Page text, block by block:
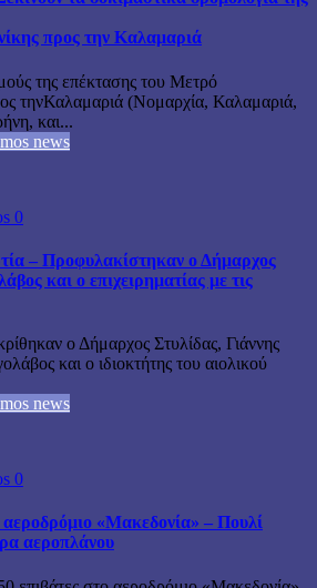
προς την Καλαμαριά
της επέκτασης του Μετρό
τηνΚαλαμαριά (Νομαρχία, Καλαμαριά,
και...
news
0
– Προφυλακίστηκαν ο Δήμαρχος
και ο επιχειρηματίας με τις
ο Δήμαρχος Στυλίδας, Γιάννης
και ο ιδιοκτήτης του αιολικού
news
0
«Μακεδονία» – Πουλί
αεροπλάνου